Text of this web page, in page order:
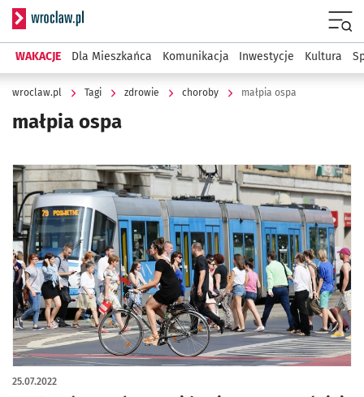
Serwis informacyjny wroclaw.pl
WAKACJE Dla Mieszkańca Komunikacja Inwestycje Kultura
wroclaw.pl Tagi zdrowie choroby małpia ospa
małpia ospa
25.07.2022